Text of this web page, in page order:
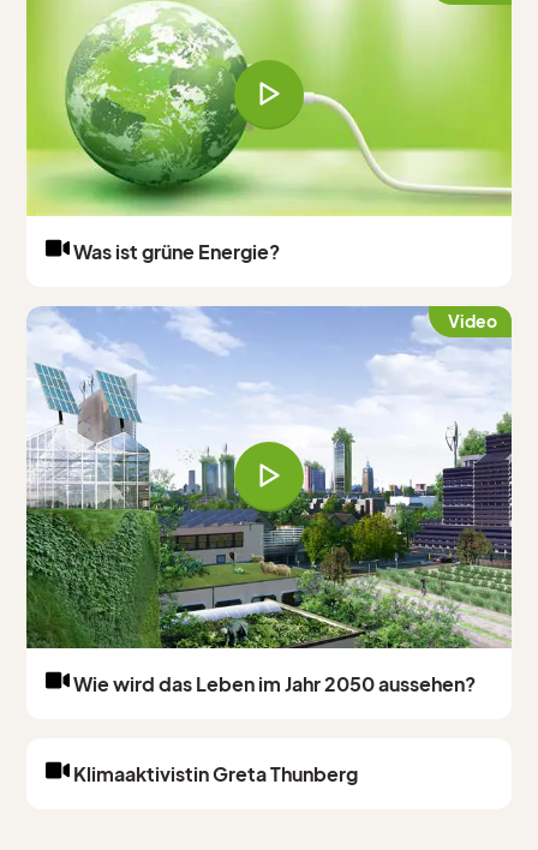
Was ist grüne Energie?
Video
Wie wird das Leben im Jahr 2050 aussehen?
Klimaaktivistin Greta Thunberg